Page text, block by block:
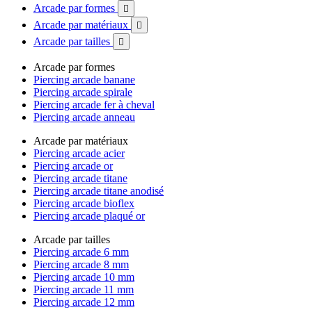
Arcade par formes

Arcade par matériaux 
Arcade par tailles 
Arcade par formes
Piercing arcade banane
Piercing arcade spirale
Piercing arcade fer à cheval
Piercing arcade anneau
Arcade par matériaux
Piercing arcade acier
Piercing arcade or
Piercing arcade titane
Piercing arcade titane anodisé
Piercing arcade bioflex
Piercing arcade plaqué or
Arcade par tailles
Piercing arcade 6 mm
Piercing arcade 8 mm
Piercing arcade 10 mm
Piercing arcade 11 mm
Piercing arcade 12 mm